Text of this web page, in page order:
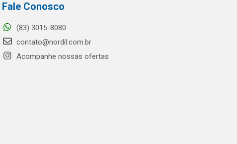
Fale Conosco
(83) 3015-8080
contato@nordil.com.br
Acompanhe nossas ofertas